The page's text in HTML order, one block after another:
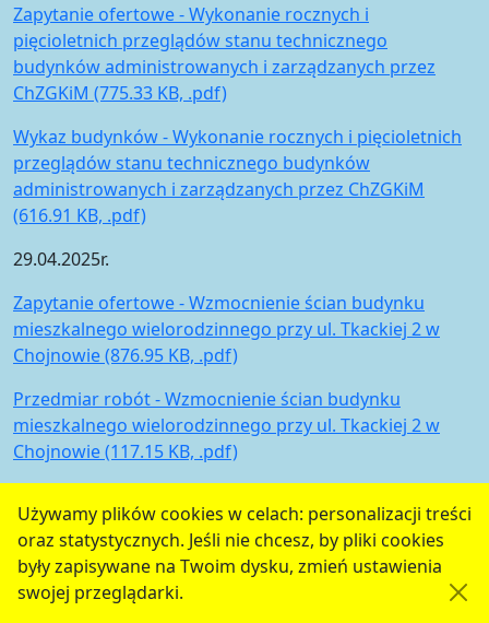
Używamy plików cookies w celach: personalizacji treści
oraz statystycznych. Jeśli nie chcesz, by pliki cookies
były zapisywane na Twoim dysku, zmień ustawienia
swojej przeglądarki.
Zapytanie ofertowe - Wykonanie rocznych i
pięcioletnich przeglądów stanu technicznego
budynków administrowanych i zarządzanych przez
ChZGKiM (775.33 KB, .pdf)
Wykaz budynków - Wykonanie rocznych i pięcioletnich
przeglądów stanu technicznego budynków
administrowanych i zarządzanych przez ChZGKiM
(616.91 KB, .pdf)
29.04.2025r.
Zapytanie ofertowe - Wzmocnienie ścian budynku
mieszkalnego wielorodzinnego przy ul. Tkackiej 2 w
Chojnowie (876.95 KB, .pdf)
Przedmiar robót - Wzmocnienie ścian budynku
mieszkalnego wielorodzinnego przy ul. Tkackiej 2 w
Chojnowie (117.15 KB, .pdf)
Wzmocnienie ścian budynku mieszkalnego
wielorodzinnego przy ul. Tkackiej 2 w Chojnowie (1.95
MB, .pdf)